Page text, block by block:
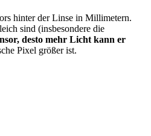
hinter der Linse in Millimetern.
sind (insbesondere die
desto mehr Licht kann er
Pixel größer ist.